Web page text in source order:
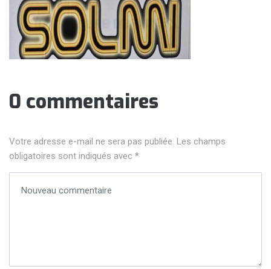
0 commentaires
Votre adresse e-mail ne sera pas publiée. Les champs
obligatoires sont indiqués avec *